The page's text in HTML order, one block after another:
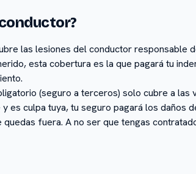
las lesiones del conductor responsable
esta cobertura es la que pagará tu
(seguro a terceros) solo cubre a las
es culpa tuya, tu seguro pagará los daños
fuera. A no ser que tengas